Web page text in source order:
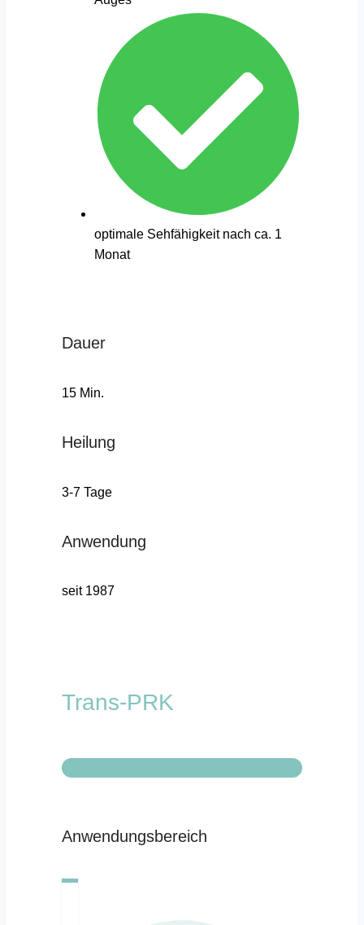
optimale Sehfähigkeit nach ca. 1
Monat
Dauer
15 Min.
Heilung
3-7 Tage
Anwendung
seit 1987
Trans-PRK
Anwendungsbereich